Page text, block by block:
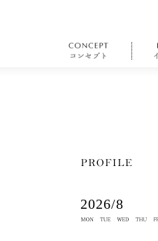
2026/8